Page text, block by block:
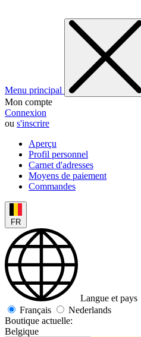
Menu principal
Mon compte
Connexion
ou s'inscrire
Aperçu
Profil personnel
Carnet d'adresses
Moyens de paiement
Commandes
FR
Langue et pays
Français
Nederlands
Boutique actuelle:
Belgique